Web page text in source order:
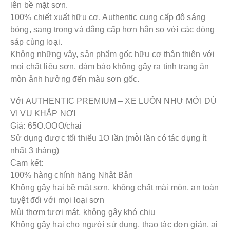
lên bề mặt sơn.
100% chiết xuất hữu cơ, Authentic cung cấp độ sáng
bóng, sang trọng và đẳng cấp hơn hẳn so với các dòng
sáp cùng loại.
Không những vậy, sản phẩm gốc hữu cơ thân thiện với
mọi chất liệu sơn, đảm bảo không gây ra tình trạng ăn
mòn ảnh hưởng đến màu sơn gốc.
Với AUTHENTIC PREMIUM – XE LUÔN NHƯ MỚI DÙ
VI VU KHẮP NƠI
Giá: 65O.OOO/chai
Sử dụng được tối thiểu 1O lần (mỗi lần có tác dụng ít
nhất 3 tháng)
Cam kết:
100% hàng chính hãng Nhật Bản
Không gây hại bề mặt sơn, không chất mài mòn, an toàn
tuyệt đối với mọi loại sơn
Mùi thơm tươi mát, không gây khó chịu
Không gây hại cho người sử dụng, thao tác đơn giản, ai